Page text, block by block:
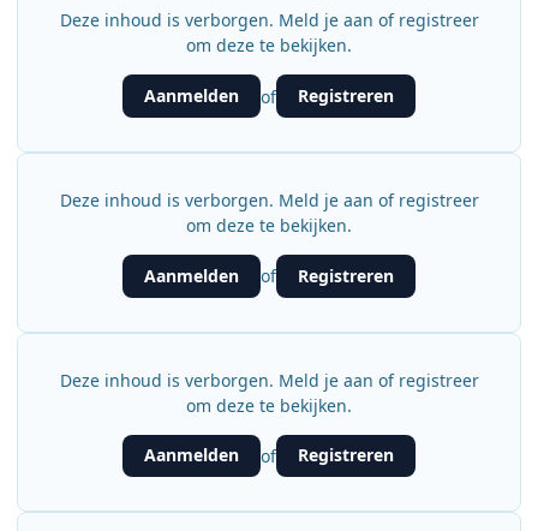
Deze inhoud is verborgen. Meld je aan of registreer
om deze te bekijken.
Aanmelden of Registreren
Deze inhoud is verborgen. Meld je aan of registreer
om deze te bekijken.
Aanmelden of Registreren
Deze inhoud is verborgen. Meld je aan of registreer
om deze te bekijken.
Aanmelden of Registreren